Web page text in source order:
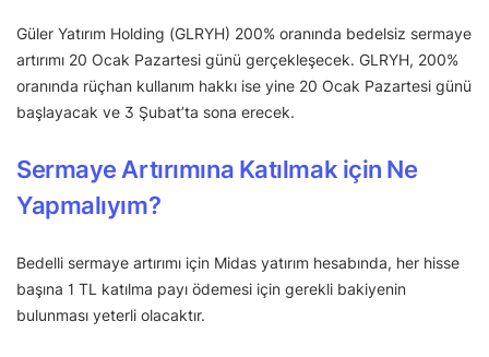
Güler Yatırım Holding (GLRYH) 200% oranında bedelsiz sermaye
artırımı 20 Ocak Pazartesi günü gerçekleşecek. GLRYH, 200%
oranında rüçhan kullanım hakkı ise yine 20 Ocak Pazartesi günü
başlayacak ve 3 Şubat’ta sona erecek.
Sermaye Artırımına Katılmak için Ne
Yapmalıyım?
Bedelli sermaye artırımı için Midas yatırım hesabında, her hisse
başına 1 TL katılma payı ödemesi için gerekli bakiyenin
bulunması yeterli olacaktır.